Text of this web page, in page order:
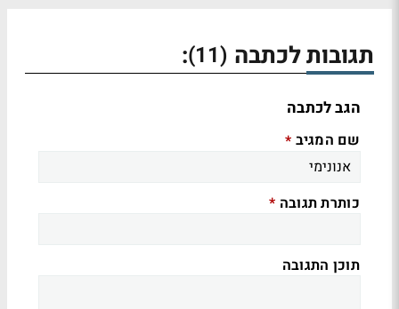
תגובות לכתבה (11)
:
הגב לכתבה
שם המגיב *
כותרת תגובה *
תוכן התגובה